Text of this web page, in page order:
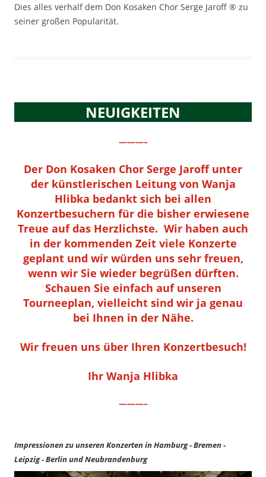
Dies alles verhalf dem Don Kosaken Chor Serge Jaroff ® zu
seiner großen Popularität.
NEUIGKEITEN
———–
Der Don Kosaken Chor Serge Jaroff unter
der künstlerischen Leitung von Wanja
Hlibka bedankt sich bei allen
Konzertbesuchern für die bisher erwiesene
Treue auf das Herzlichste. Wir haben auch
in der kommenden Zeit viele Konzerte
geplant und wir würden uns sehr freuen,
wenn wir Sie wieder begrüßen dürften.
Schauen Sie einfach auf unseren
Tourneeplan, vielleicht sind wir ja genau
bei Ihnen in der Nähe.
Wir freuen uns über Ihren Konzertbesuch!
Ihr Wanja Hlibka
———–
Impressionen zu unseren Konzerten in Hamburg - Bremen -
Leipzig - Berlin und Neubrandenburg